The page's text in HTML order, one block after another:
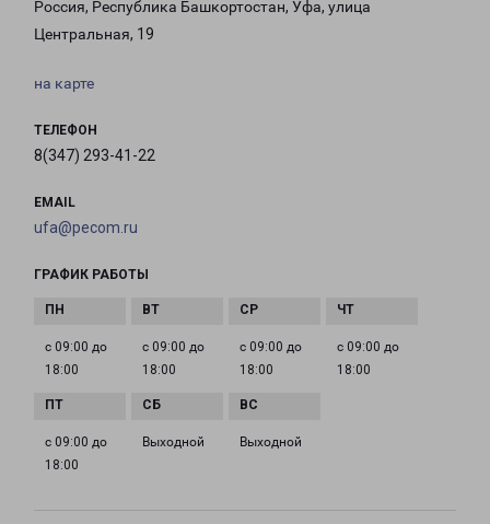
Россия, Республика Башкортостан, Уфа, улица
Центральная, 19
на карте
ТЕЛЕФОН
8(347) 293-41-22
EMAIL
ufa@pecom.ru
ГРАФИК РАБОТЫ
с 09:00 до
18:00
с 09:00 до
18:00
с 09:00 до
18:00
с 09:00 до
18:00
с 09:00 до
18:00
Выходной Выходной